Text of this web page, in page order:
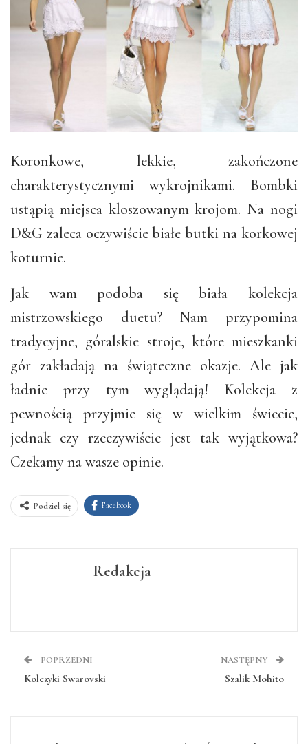
Koronkowe, lekkie, zakończone
charakterystycznymi wykrojnikami. Bombki
ustąpią miejsca kloszowanym krojom. Na nogi
D&G zaleca oczywiście białe butki na korkowej
koturnie.
Jak wam podoba się biała kolekcja
mistrzowskiego duetu? Nam przypomina
tradycyjne, góralskie stroje, które mieszkanki
gór zakładają na świąteczne okazje. Ale jak
ładnie przy tym wyglądają! Kolekcja z
pewnością przyjmie się w wielkim świecie,
jednak czy rzeczywiście jest tak wyjątkowa?
Czekamy na wasze opinie.
Podziel się Facebook
Redakcja
POPRZEDNI
Kolczyki Swarovski
NASTĘPNY
Szalik Mohito